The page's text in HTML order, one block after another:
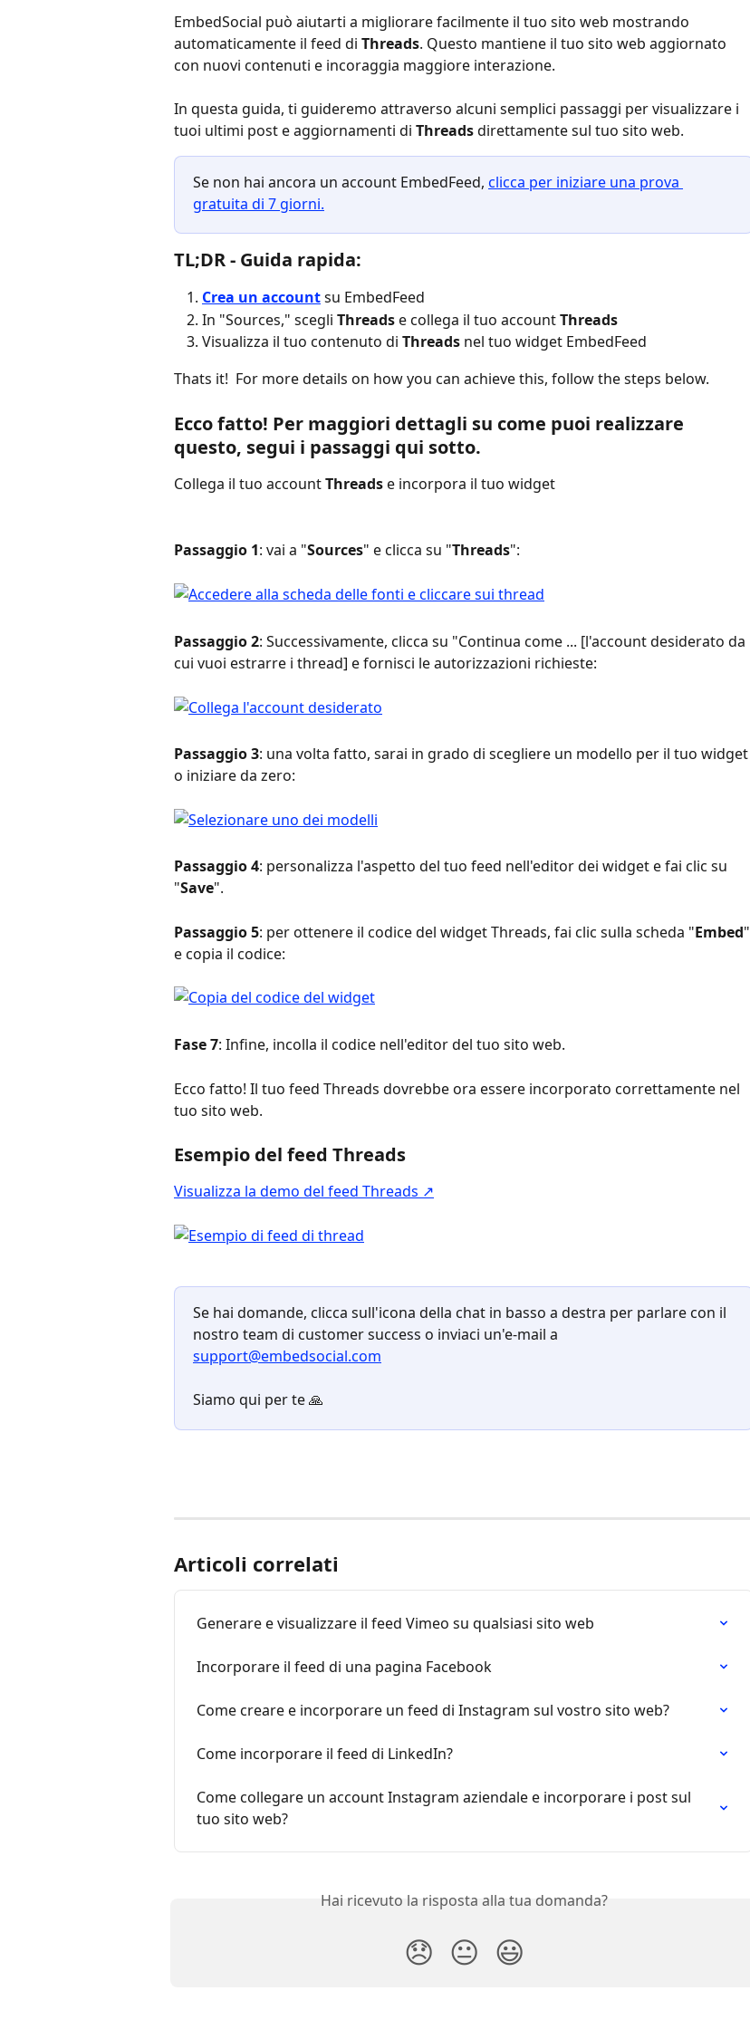
EmbedSocial può aiutarti a migliorare facilmente il tuo sito web mostrando
automaticamente il feed di Threads. Questo mantiene il tuo sito web aggiornato
con nuovi contenuti e incoraggia maggiore interazione.
In questa guida, ti guideremo attraverso alcuni semplici passaggi per visualizzare i
tuoi ultimi post e aggiornamenti di Threads direttamente sul tuo sito web.
Se non hai ancora un account EmbedFeed, clicca per iniziare una prova
gratuita di 7 giorni.
TL;DR - Guida rapida:
Crea un accountsu EmbedFeed
In "Sources," scegli Threads e collega il tuo account Threads
Visualizza il tuo contenuto di Threads nel tuo widget EmbedFeed
Thats it!  For more details on how you can achieve this, follow the steps below.
Ecco fatto! Per maggiori dettagli su come puoi realizzare
questo, segui i passaggi qui sotto.
Collega il tuo account Threads e incorpora il tuo widget
Passaggio 1: vai a "Sources" e clicca su "Threads":
Passaggio 2: Successivamente, clicca su "Continua come ... [l'account desiderato da
cui vuoi estrarre i thread] e fornisci le autorizzazioni richieste:
Passaggio 3: una volta fatto, sarai in grado di scegliere un modello per il tuo widget
o iniziare da zero:
Passaggio 4: personalizza l'aspetto del tuo feed nell'editor dei widget e fai clic su
"Save".
Passaggio 5: per ottenere il codice del widget Threads, fai clic sulla scheda "Embed"
e copia il codice:
Fase 7: Infine, incolla il codice nell'editor del tuo sito web.
Ecco fatto! Il tuo feed Threads dovrebbe ora essere incorporato correttamente nel
tuo sito web.
Esempio del feed Threads
Visualizza la demo del feed Threads ↗
Se hai domande, clicca sull'icona della chat in basso a destra per parlare con il
nostro team di customer success o inviaci un'e-mail a
support@embedsocial.com
Siamo qui per te 🙏
Articoli correlati
Generare e visualizzare il feed Vimeo su qualsiasi sito web
Incorporare il feed di una pagina Facebook
Come creare e incorporare un feed di Instagram sul vostro sito web?
Come incorporare il feed di LinkedIn?
Come collegare un account Instagram aziendale e incorporare i post sul
tuo sito web?
Hai ricevuto la risposta alla tua domanda?
😞 😐 😃